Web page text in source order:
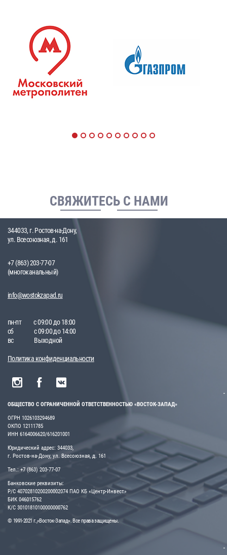
СВЯЖИТЕСЬ С НАМИ
344033, г. Ростов-на-Дону,
ул. Всесоюзная, д. 161
+7 (863) 203-77-07
(многоканальный)
info@wostokzapad.ru
пн-пт
с 09:00 до 18:00
сб
с 09:00 до 14:00
вс
Выходной
Политика конфиденциальности
ОБЩЕСТВО С ОГРАНИЧЕННОЙ ОТВЕТСТВЕННОСТЬЮ «ВОСТОК-ЗАПАД»
ОГРН 1026103294689
ОКПО 12111785
ИНН 6164006620/616201001
Юридический адрес: 344033,
г. Ростов-на-Дону, ул. Всесоюзная, д. 161
Тел.: +7 (863) 203-77-07
Банковские реквизиты:
Р/С 40702810200200002074 ПАО КБ «Центр-Инвест»
БИК 046015762
К/С 30101810100000000762
© 1991-2021 г.,«Восток-Запад». Все права защищены.